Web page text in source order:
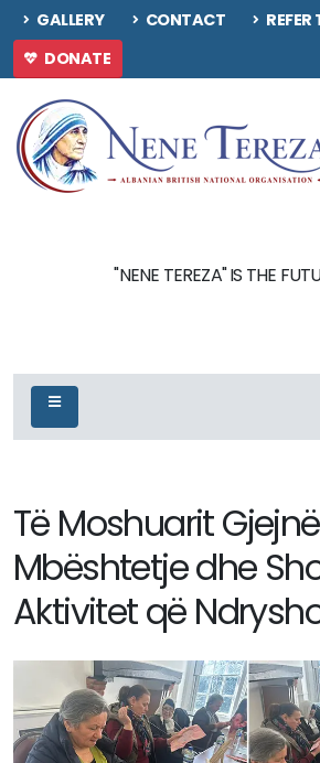
GALLERY CONTACT
REFER
DONATE
"NENE TEREZA" IS THE
Të Moshuarit
Mbështetje dhe
Aktivitet që